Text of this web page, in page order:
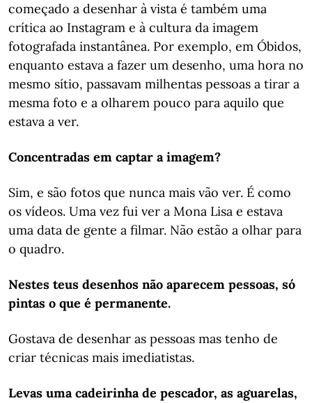
começado a desenhar à vista é também uma
crítica ao Instagram e à cultura da imagem
fotografada instantânea. Por exemplo, em Óbidos,
enquanto estava a fazer um desenho, uma hora no
mesmo sítio, passavam milhentas pessoas a tirar a
mesma foto e a olharem pouco para aquilo que
estava a ver.
Concentradas em captar a imagem?
Sim, e são fotos que nunca mais vão ver. É como
os vídeos. Uma vez fui ver a Mona Lisa e estava
uma data de gente a filmar. Não estão a olhar para
o quadro.
Nestes teus desenhos não aparecem pessoas, só
pintas o que é permanente.
Gostava de desenhar as pessoas mas tenho de
criar técnicas mais imediatistas.
Levas uma cadeirinha de pescador, as aguarelas,